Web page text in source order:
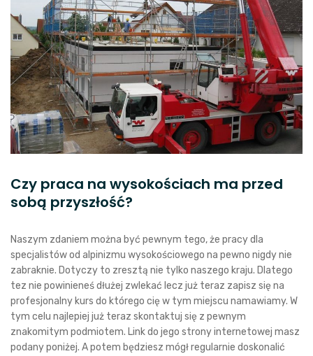
Czy praca na wysokościach ma przed
sobą przyszłość?
Naszym zdaniem można być pewnym tego, że pracy dla
specjalistów od alpinizmu wysokościowego na pewno nigdy nie
zabraknie. Dotyczy to zresztą nie tylko naszego kraju. Dlatego
tez nie powinieneś dłużej zwlekać lecz już teraz zapisz się na
profesjonalny kurs do którego cię w tym miejscu namawiamy. W
tym celu najlepiej już teraz skontaktuj się z pewnym
znakomitym podmiotem. Link do jego strony internetowej masz
podany poniżej. A potem będziesz mógł regularnie doskonalić